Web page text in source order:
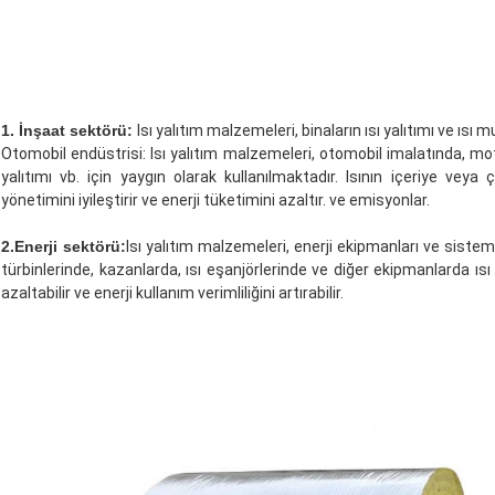
1. İnşaat sektörü: Isı yalıtım malzemeleri, binaların ısı yalıtımı ve
Otomobil endüstrisi: Isı yalıtım malzemeleri, otomobil imalatında,
yalıtımı vb. için yaygın olarak kullanılmaktadır. Isının içeriye
yönetimini iyileştirir ve enerji tüketimini azaltır. ve emisyonlar.
2.Enerji sektörü: Isı yalıtım malzemeleri, enerji ekipmanları ve
türbinlerinde, kazanlarda, ısı eşanjörlerinde ve diğer ekipmanlarda ısı
azaltabilir ve enerji kullanım verimliliğini artırabilir.